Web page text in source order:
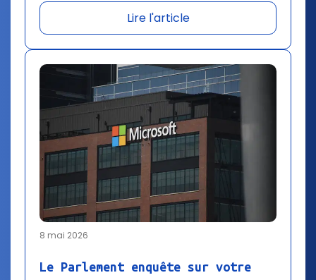
Lire l'article
8 mai 2026
Le Parlement enquête sur votre